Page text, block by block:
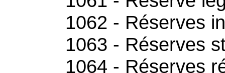
1062 - Réserves
1063 - Réserves
1064 - Réserves